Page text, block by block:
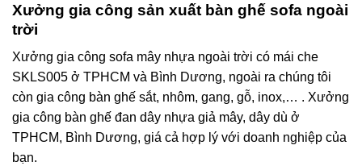
Xưởng gia công sản xuất bàn ghế sofa ngoài
trời
Xưởng gia công sofa mây nhựa ngoài trời có mái che
SKLS005 ở TPHCM và Bình Dương, ngoài ra chúng tôi
còn gia công bàn ghế sắt, nhôm, gang, gỗ, inox,… . Xưởng
gia công bàn ghế đan dây nhựa giả mây, dây dù ở
TPHCM, Bình Dương, giá cả hợp lý với doanh nghiệp của
bạn.